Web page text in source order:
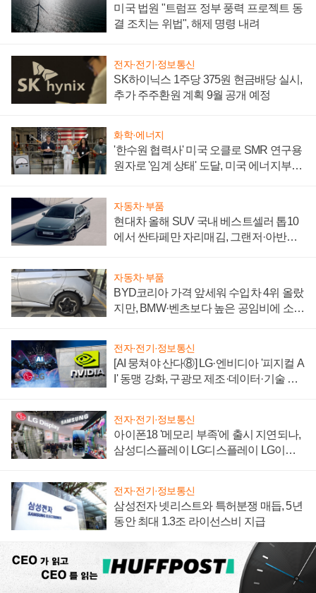
미국 법원 "트럼프 정부 풍력 프로젝트 동
결 조치는 위법", 해제 명령 내려
전자·전기·정보통신
SK하이닉스 1주당 375원 현금배당 실시,
추가 주주환원 계획 9월 공개 예정
화학·에너지
'한수원 협력사' 미국 오클로 SMR 연구용
원자로 '임계 상태' 도달, 미국 에너지부
자동차·부품
현대차 올해 SUV 국내 베스트셀러 톱10
에서 싼타페만 자리매김, 그랜저·아반떼
자동차·부품
BYD코리아 가격 앞세워 수입차 4위 올랐
지만, BMW·벤츠보다 높은 공임비에 소비
전자·전기·정보통신
[AI 뭉쳐야 산다⑧] LG·엔비디아 '피지컬 A
I' 동맹 강화, 구광모 제조·데이터·기술 결
전자·전기·정보통신
아이폰18 '메모리 부족'에 출시 지연되나,
삼성디스플레이 LG디스플레이 LG이노
전자·전기·정보통신
삼성전자 넷리스트와 특허분쟁 매듭, 5년
동안 최대 1.3조 라이선스비 지급